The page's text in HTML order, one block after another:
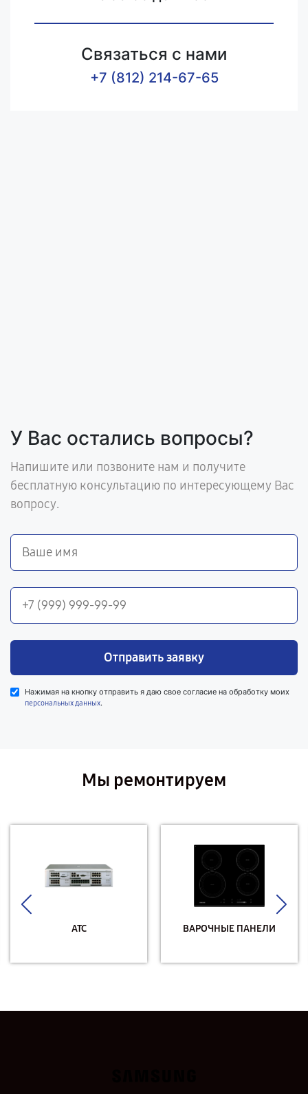
Связаться с нами
+7 (812) 214-67-65
У Вас остались вопросы?
Напишите или позвоните нам и получите
бесплатную консультацию по интересующему Вас
вопросу.
Отправить заявку
Нажимая на кнопку отправить я даю свое согласие на обработку моих
персональных данных.
Мы ремонтируем
АТС ВАРОЧНЫЕ ПАНЕЛИ